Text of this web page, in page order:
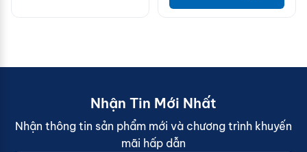
Nhận Tin Mới Nhất
Nhận thông tin sản phẩm mới và chương trình khuyến
mãi hấp dẫn